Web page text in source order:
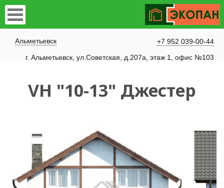
Альметьевск
+7 952 039-00-44
г. Альметьевск, ул.Советская, д.207а, этаж 1, офис №103
VH "10-13" Джестер